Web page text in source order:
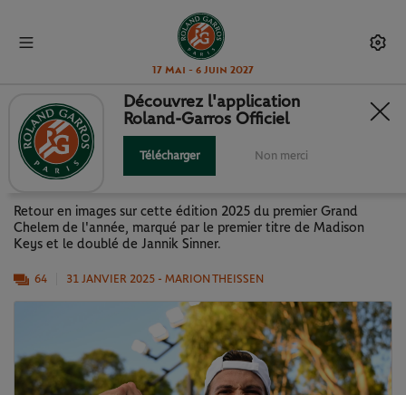
17 Mai - 6 Juin 2027
OPEN D'AUSTRALIE 2025 EN
IMAGES
Retour en images sur cette édition 2025 du premier Grand
Chelem de l'année, marqué par le premier titre de Madison
Keys et le doublé de Jannik Sinner.
64 31 JANVIER 2025 - MARION THEISSEN
Découvrez l'application
Roland-Garros Officiel
Télécharger Non merci